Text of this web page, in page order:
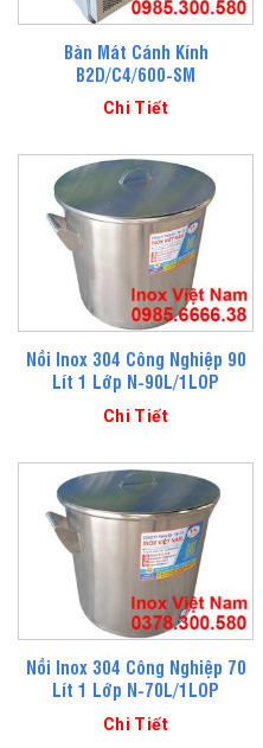
Bàn Mát Cánh Kính
B2D/C4/600-SM
Chi Tiết
Nồi Inox 304 Công Nghiệp 90
Lít 1 Lớp N-90L/1LOP
Chi Tiết
Nồi Inox 304 Công Nghiệp 70
Lít 1 Lớp N-70L/1LOP
Chi Tiết